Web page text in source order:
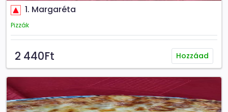
1. Margaréta
Pizzák
2 440Ft Hozzáad